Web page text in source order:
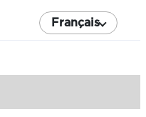
Français